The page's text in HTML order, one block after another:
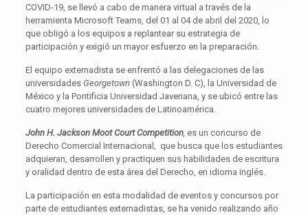
COVID-19, se llevó a cabo de manera virtual a través de la
herramienta Microsoft Teams, del 01 al 04 de abril del 2020, lo
que obligó a los equipos a replantear su estrategia de
participación y exigió un mayor esfuerzo en la preparación.
El equipo externadista se enfrentó a las delegaciones de las
universidades Georgetown(Washington D. C), la Universidad de
México y la Pontificia Universidad Javeriana, y se ubicó entre las
cuatro mejores universidades de Latinoamérica.
John H. Jackson Moot Court Competition, es un concurso de
Derecho Comercial Internacional, que busca que los estudiantes
adquieran, desarrollen y practiquen sus habilidades de escritura
y oralidad dentro de esta área del Derecho, en idioma inglés.
La participación en esta modalidad de eventos y concursos por
parte de estudiantes externadistas, se ha venido realizando año